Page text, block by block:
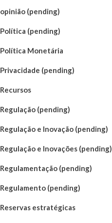
opinião (pending)
Política (pending)
Política Monetária
Privacidade (pending)
Recursos
Regulação (pending)
Regulação e Inovação (pending)
Regulação e Inovações (pending)
Regulamentação (pending)
Regulamento (pending)
Reservas estratégicas